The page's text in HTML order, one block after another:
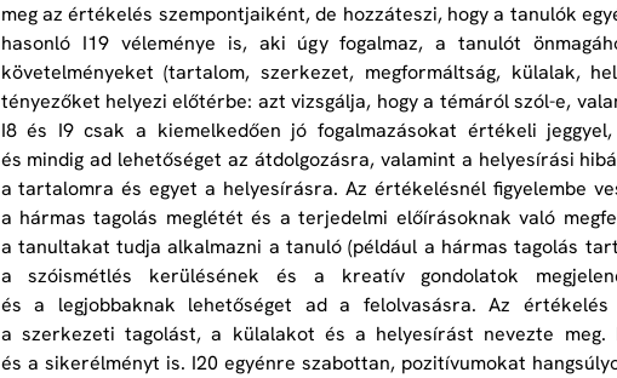
meg az értékelés szempontjaiként, de hozzáteszi, hogy a tanulók
hasonló I19 véleménye is, aki úgy fogalmaz, a tanulót
követelményeket (tartalom, szerkezet, megformáltság, külalak,
tényezőket helyezi előtérbe: azt vizsgálja, hogy a témáról szól-e,
I8 és I9 csak a kiemelkedően jó fogalmazásokat értékeli
és mindig ad lehetőséget az átdolgozásra, valamint a helyesírási
a tartalomra és egyet a helyesírásra. Az értékelésnél figyelembe
a hármas tagolás meglétét és a terjedelmi előírásoknak való
a tanultakat tudja alkalmazni a tanuló (például a hármas tagolás
a szóismétlés kerülésének és a kreatív gondolatok
és a legjobbaknak lehetőséget ad a felolvasásra. Az
a szerkezeti tagolást, a külalakot és a helyesírást nevezte
és a sikerélményt is. I20 egyénre szabottan, pozitívumokat